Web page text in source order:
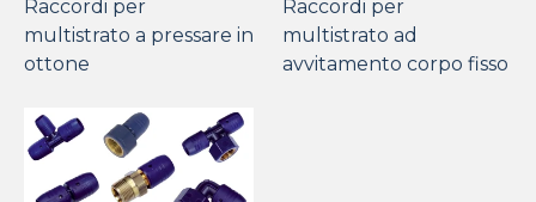
Raccordi per
multistrato a pressare in
ottone
Raccordi per
multistrato ad
avvitamento corpo fisso